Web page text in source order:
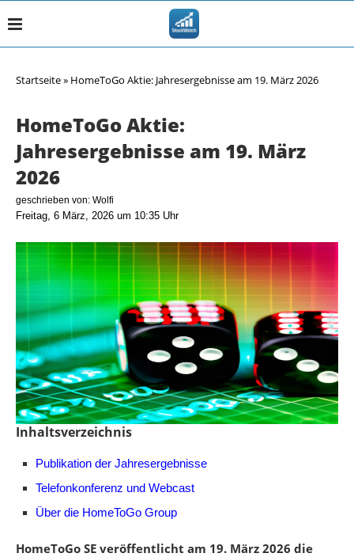
Startseite» HomeToGo Aktie: Jahresergebnisse am 19. März 2026
HomeToGo Aktie:
Jahresergebnisse am 19. März
2026
geschrieben von: Wolfi
Freitag, 6 März, 2026 um 10:35 Uhr
Inhaltsverzeichnis
Publikation der Jahresergebnisse
Telefonkonferenz und Webcast
Über die HomeToGo Group
HomeToGo SE veröffentlicht am 19. März 2026 die